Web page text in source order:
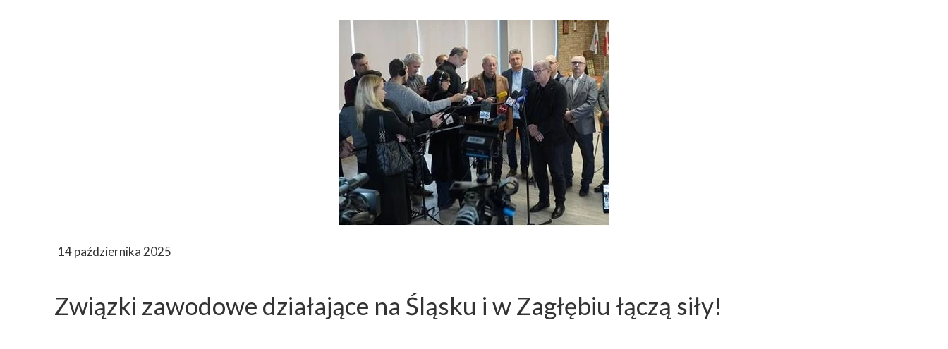
14 października 2025
Związki zawodowe działające na Śląsku i w Zagłębiu łączą siły!